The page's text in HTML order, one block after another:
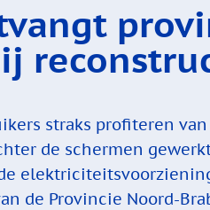
straks profiteren
de schermen
de Provincie Noord-